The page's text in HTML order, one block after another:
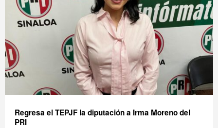
Regresa el TEPJF la diputación a Irma Moreno del
PRI